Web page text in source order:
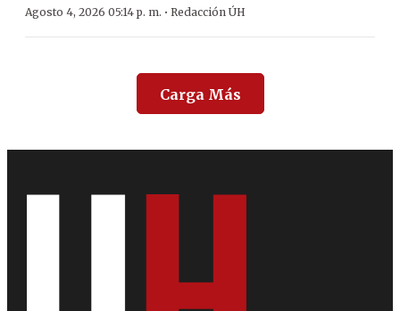
Agosto 4, 2026 05:14 p. m. · Redacción ÚH
Carga Más